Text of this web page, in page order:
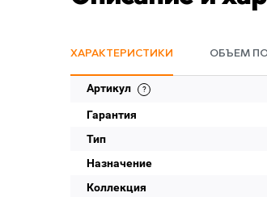
ХАРАКТЕРИСТИКИ ОБЪЕМ
Артикул
Гарантия
Тип
Назначение
Коллекция